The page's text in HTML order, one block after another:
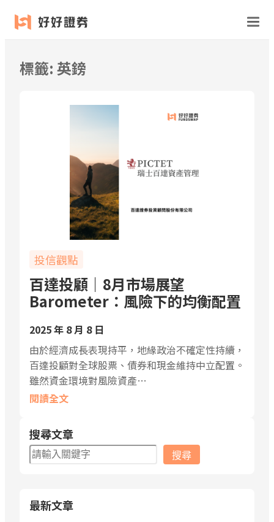
跳
至
標籤: 英鎊
投信觀點
百達投顧｜8月市場展望
Barometer：風險下的均衡配置
2025 年 8 月 8 日
由於經濟成長表現持平，地緣政治不確定性持續，
百達投顧對全球股票、債券和現金維持中立配置。
雖然資金環境對風險資產…
閱讀全文
搜尋文章
搜
尋
搜尋
最新文章